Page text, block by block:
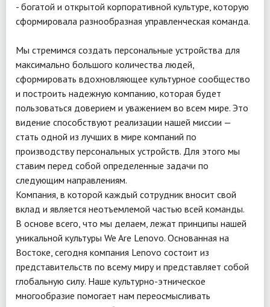
- богатой и открытой корпоративной культуре, которую
сформировала разнообразная управленческая команда.
Мы стремимся создать персональные устройства для
максимально большого количества людей,
сформировать вдохновляющее культурное сообщество
и построить надежную компанию, которая будет
пользоваться доверием и уважением во всем мире. Это
видение способствуют реализации нашей миссии —
стать одной из лучших в мире компаний по
производству персональных устройств. Для этого мы
ставим перед собой определенные задачи по
следующим направлениям.
Компания, в которой каждый сотрудник вносит свой
вклад и является неотъемлемой частью всей команды.
В основе всего, что мы делаем, лежат принципы нашей
уникальной культуры We Are Lenovo. Основанная на
Востоке, сегодня компания Lenovo состоит из
представительств по всему миру и представляет собой
глобальную силу. Наше культурно-этническое
многообразие помогает нам переосмысливать